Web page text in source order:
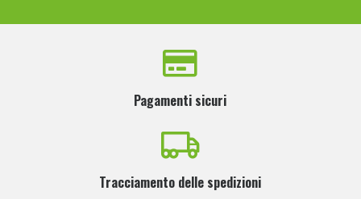
Pagamenti sicuri
Tracciamento delle spedizioni